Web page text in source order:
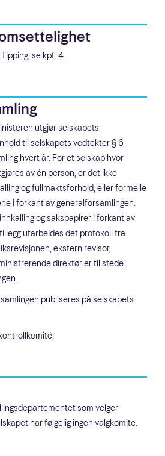
se kpt. 4.
utgjør selskapets
til selskapets vedtekter § 6
hvert år. For et selskap hvor
av én person, er det ikke
og fullmaktsforhold, eller formelle
i forkant av generalforsamlingen.
og sakspapirer i forkant av
utarbeides det protokoll fra
ekstern revisor,
direktør er til stede
publiseres på selskapets
som velger
har følgelig ingen valgkomite.